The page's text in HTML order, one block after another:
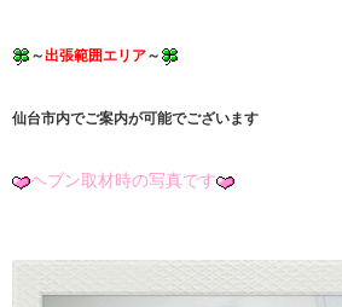
～出張範囲エリア～
仙台市内でご案内が可能でございます
ヘブン取材時の写真です